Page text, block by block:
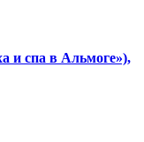
и спа в Альмоге»),